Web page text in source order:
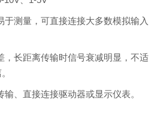
于测量，可直接连接大多数模拟输入
，长距离传输时信号衰减明显，不适
、直接连接驱动器或显示仪表。